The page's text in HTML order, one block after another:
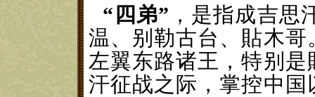
“四弟” ， 是指成吉思
温、别勒古台、貼木
左翼东路诸王，特别
汗征战之际，掌控中